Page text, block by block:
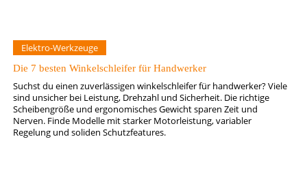
Elektro-Werkzeuge
Die 7 besten Winkelschleifer für Handwerker
Suchst du einen zuverlässigen winkelschleifer für handwerker? Viele
sind unsicher bei Leistung, Drehzahl und Sicherheit. Die richtige
Scheibengröße und ergonomisches Gewicht sparen Zeit und
Nerven. Finde Modelle mit starker Motorleistung, variabler
Regelung und soliden Schutzfeatures.